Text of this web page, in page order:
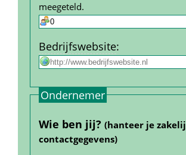
meegeteld.
Bedrijfs­website:
Ondernemer
Wie ben jij? (hanteer je
contact­gegevens)